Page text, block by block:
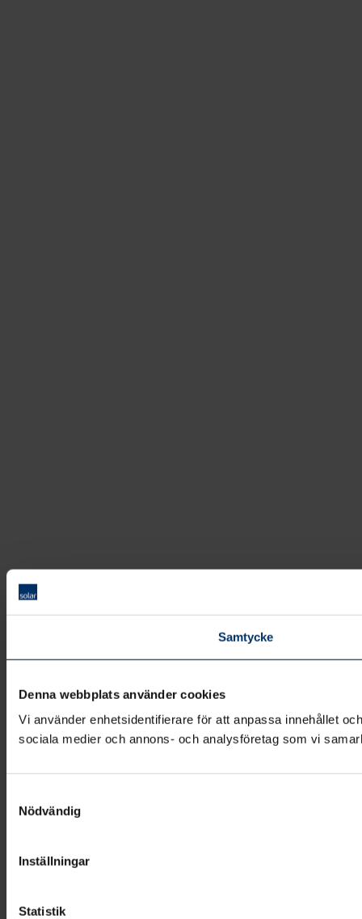
Samtycke
Denna webbplats använder cookies
Vi använder enhetsidentifierare för att anpassa innehållet
sociala medier och annons- och analysföretag som vi
Nödvändig
Inställningar
Statistik